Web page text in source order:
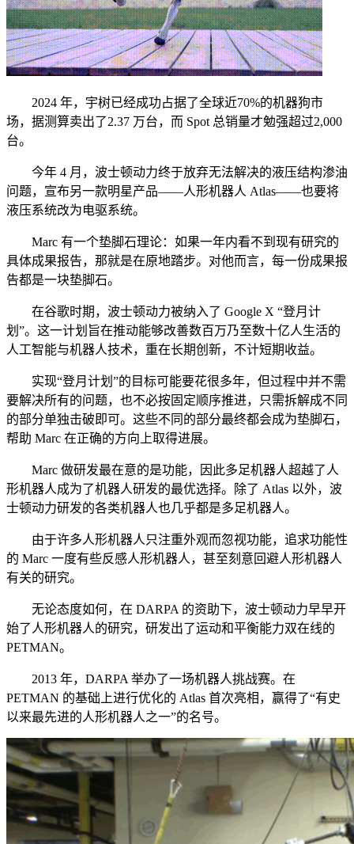
2024 年，宇树已经成功占据了全球近70%的机器狗市
场，据测算卖出了2.37 万台，而 Spot 总销量才勉强超过2,000
台。
今年 4 月，波士顿动力终于放弃无法解决的液压结构渗油
问题，宣布另一款明星产品——人形机器人 Atlas——也要将
液压系统改为电驱系统。
Marc 有一个垫脚石理论：如果一年内看不到现有研究的
具体成果报告，那就是在原地踏步。对他而言，每一份成果报
告都是一块垫脚石。
在谷歌时期，波士顿动力被纳入了 Google X “登月计
划”。这一计划旨在推动能够改善数百万乃至数十亿人生活的
人工智能与机器人技术，重在长期创新，不计短期收益。
实现“登月计划”的目标可能要花很多年，但过程中并不需
要解决所有的问题，也不必按固定顺序推进，只需拆解成不同
的部分单独击破即可。这些不同的部分最终都会成为垫脚石，
帮助 Marc 在正确的方向上取得进展。
Marc 做研发最在意的是功能，因此多足机器人超越了人
形机器人成为了机器人研发的最优选择。除了 Atlas 以外，波
士顿动力研发的各类机器人也几乎都是多足机器人。
由于许多人形机器人只注重外观而忽视功能，追求功能性
的 Marc 一度有些反感人形机器人，甚至刻意回避人形机器人
有关的研究。
无论态度如何，在 DARPA 的资助下，波士顿动力早早开
始了人形机器人的研究，研发出了运动和平衡能力双在线的
PETMAN。
2013 年，DARPA 举办了一场机器人挑战赛。在
PETMAN 的基础上进行优化的 Atlas 首次亮相，赢得了“有史
以来最先进的人形机器人之一”的名号。